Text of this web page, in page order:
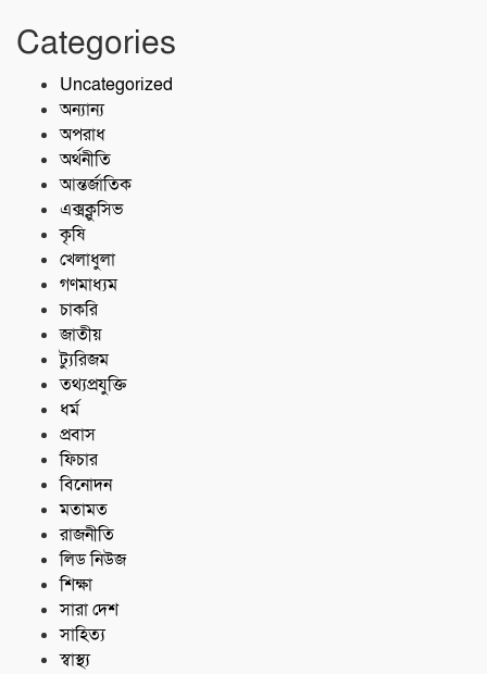
Categories
Uncategorized
অন্যান্য
অপরাধ
অর্থনীতি
আন্তর্জাতিক
এক্সক্লুসিভ
কৃষি
খেলাধুলা
গণমাধ্যম
চাকরি
জাতীয়
ট্যুরিজম
তথ্যপ্রযুক্তি
ধর্ম
প্রবাস
ফিচার
বিনোদন
মতামত
রাজনীতি
লিড নিউজ
শিক্ষা
সারা দেশ
সাহিত্য
স্বাস্থ্য